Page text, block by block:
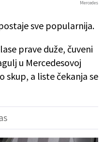
Mercedes
sve popularnija.
prave duže, čuveni
u Mercedesovoj
skup, a liste čekanja se